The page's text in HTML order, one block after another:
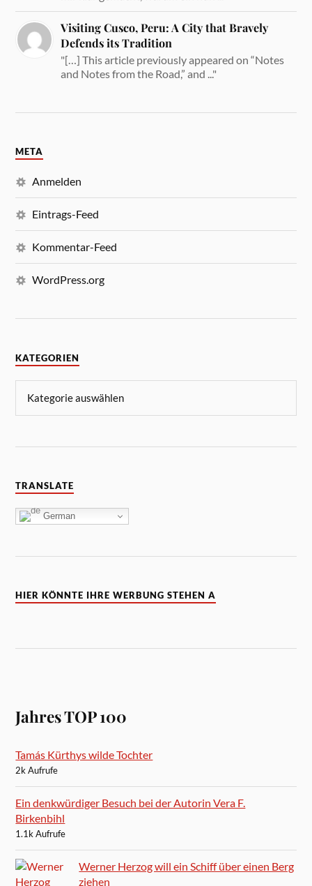
Visiting Cusco, Peru: A City that Bravely
Defends its Tradition
"[…] This article previously appeared on “Notes
and Notes from the Road,” and ..."
META
Anmelden
Eintrags-Feed
Kommentar-Feed
WordPress.org
KATEGORIEN
TRANSLATE
German
HIER KÖNNTE IHRE WERBUNG STEHEN A
Jahres TOP 100
Tamás Kürthys wilde Tochter
2k Aufrufe
Ein denkwürdiger Besuch bei der Autorin Vera F.
Birkenbihl
1.1k Aufrufe
Werner Herzog will ein Schiff über einen Berg
ziehen